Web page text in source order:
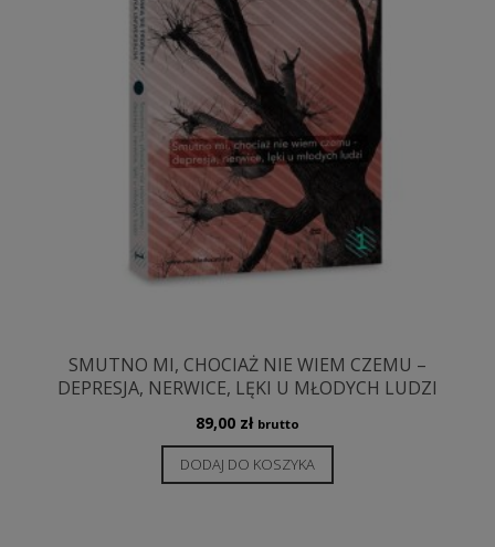
SMUTNO MI, CHOCIAŻ NIE WIEM CZEMU –
DEPRESJA, NERWICE, LĘKI U MŁODYCH LUDZI
89,00 zł brutto
DODAJ DO KOSZYKA